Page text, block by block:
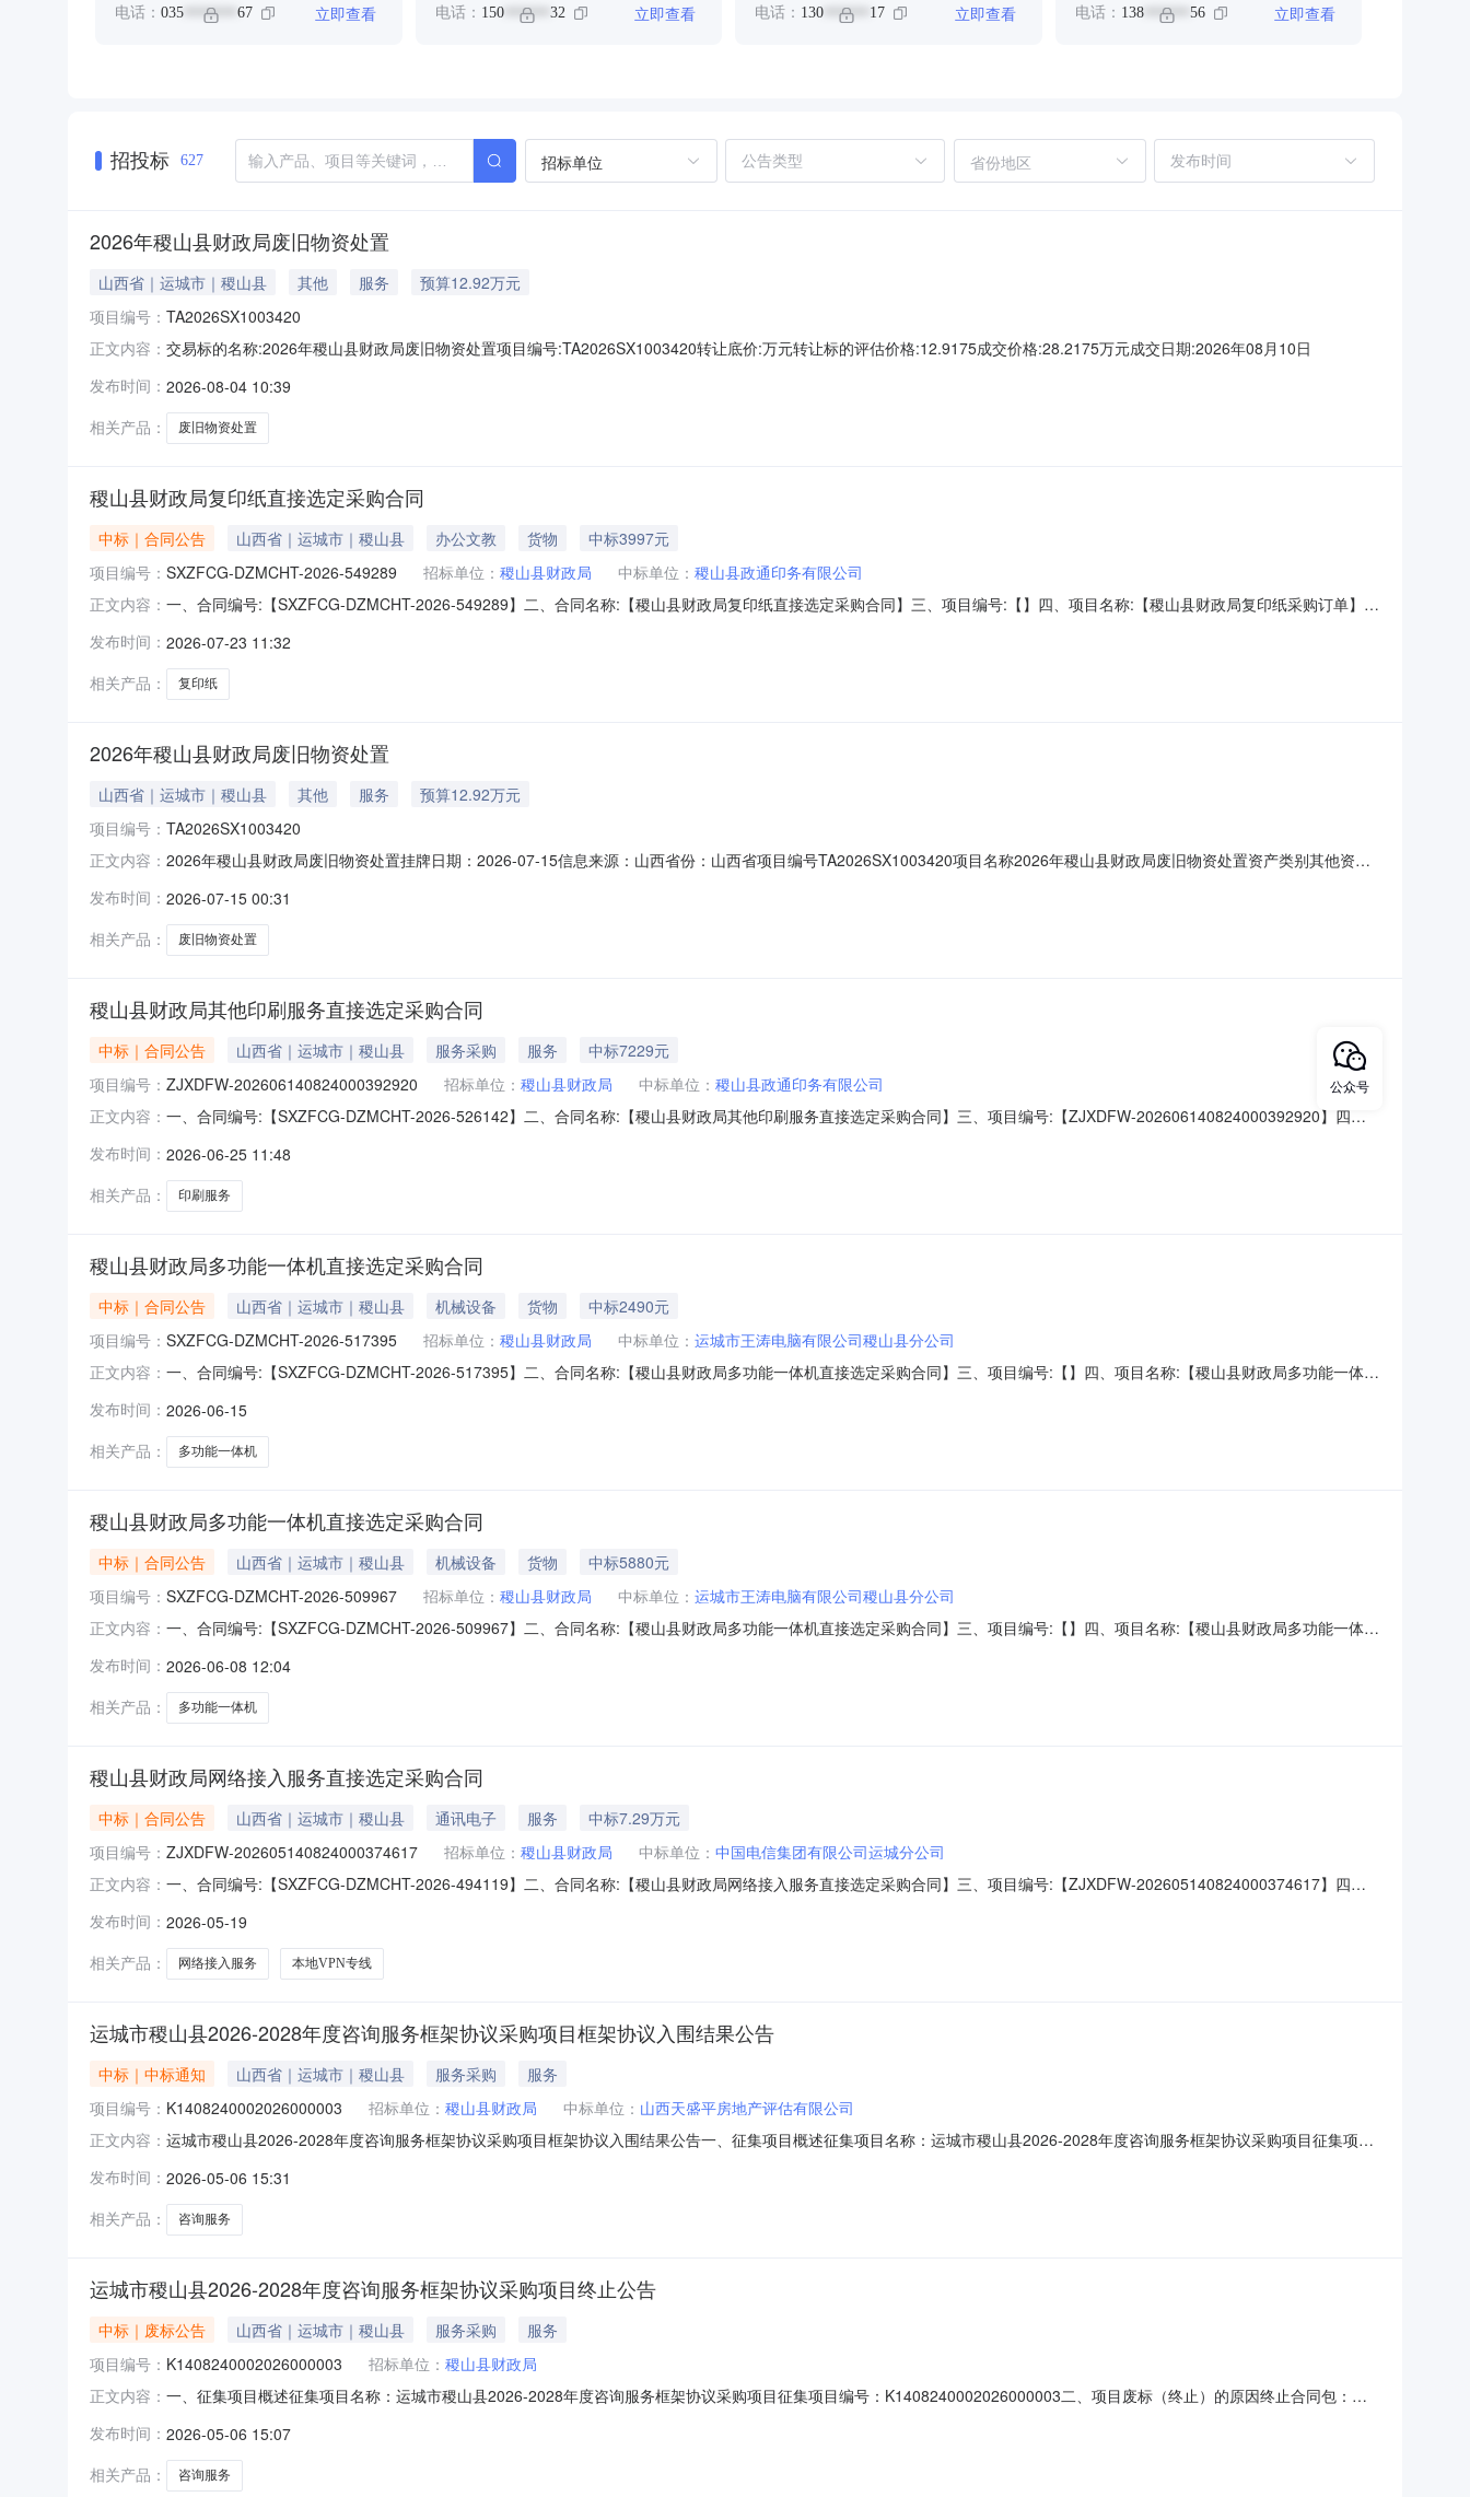
电话： 035 ******* 67 立即查看 电话： 150****** 32 立即查看 电话： 130 ****** 17 立即查看 电话： 138****** 56 立即查看
招投标 627 招标单位 省份地区
2026年稷山县财政局废旧物资处置
山西省｜运城市｜稷山县 其他 服务
预算12.92万元
项目编号： TA2026SX1003420
正文内容： 交易标的名称:2026年稷山县财政局废旧物资处置项目编号:TA2026SX1003420转让底价:万元转让标的评估价格:12.9175成交价格:28.2175万元成交日期:2026年08月10日
发布时间： 2026-08-04 10:39
相关产品：
废旧物资处置
稷山县财政局复印纸直接选定采购合同
中标｜合同公告 山西省｜运城市｜稷山县 办公文教 货物
中标3997元
项目编号： SXZFCG-DZMCHT-2026-549289 招标单位： 稷山县财政局 中标单位： 稷山县政通印务有限公司
正文内容： 一、合同编号:【SXZFCG-DZMCHT-2026-549289】二、合同名称:【稷山县财政局复印纸直接选定采购合同】三、项目编号:【】四、项目名称:【稷山县财政局复印纸采购订单】
北联系人：辛慧玲六、合同主要信息1、主要标的信息：主要标的名称：乐活天章复印纸A470g500张/包规格型号（或服务要求）：参数:系列:天章乐活天章;克数:70g;规格:A4;
发布时间： 2026-07-23 11:32
相关产品：
复印纸
2026年稷山县财政局废旧物资处置
山西省｜运城市｜稷山县 其他 服务
预算12.92万元
项目编号： TA2026SX1003420
正文内容： 2026年稷山县财政局废旧物资处置挂牌日期：2026-07-15信息来源：山西省份：山西省项目编号TA2026SX1003420项目名称2026年稷山县财政局废旧物资处置资产类别其他资产
雄-15235695585)
发布时间： 2026-07-15 00:31
相关产品：
废旧物资处置
稷山县财政局其他印刷服务直接选定采购合同
中标｜合同公告 山西省｜运城市｜稷山县 服务采购 服务
中标7229元
项目编号： ZJXDFW-202606140824000392920 招标单位： 稷山县财政局 中标单位： 稷山县政通印务有限公司
正文内容： 一、合同编号:【SXZFCG-DZMCHT-2026-526142】二、合同名称:【稷山县财政局其他印刷服务直接选定采购合同】三、项目编号:【ZJXDFW-202606140824000392920】四、
【稷山县政通印务有限公司】地址：稷山县稷峰东街北联系人：辛慧玲六、合同主要信息1、主要标的信息：主要标的名称：资料汇编类（主要是指因工作需要印制的汇编材料
发布时间： 2026-06-25 11:48
相关产品：
印刷服务
稷山县财政局多功能一体机直接选定采购合同
中标｜合同公告 山西省｜运城市｜稷山县 机械设备 货物
中标2490元
项目编号： SXZFCG-DZMCHT-2026-517395 招标单位： 稷山县财政局 中标单位： 运城市王涛电脑有限公司稷山县分公司
正文内容： 一、合同编号:【SXZFCG-DZMCHT-2026-517395】二、合同名称:【稷山县财政局多功能一体机直接选定采购合同】三、项目编号:【】四、项目名称:【稷山县财政局多功能一体机
司】地址：振兴路民政局对面路西联系人：崔文虹六、合同主要信息1、主要标的信息：主要标的名称：A4黑白一体机M7628DNA规格型号（或服务要求）：参数:打印类型:黑白激
光;最大
发布时间： 2026-06-15
相关产品：
多功能一体机
稷山县财政局多功能一体机直接选定采购合同
中标｜合同公告 山西省｜运城市｜稷山县 机械设备 货物
中标5880元
项目编号： SXZFCG-DZMCHT-2026-509967 招标单位： 稷山县财政局 中标单位： 运城市王涛电脑有限公司稷山县分公司
正文内容： 一、合同编号:【SXZFCG-DZMCHT-2026-509967】二、合同名称:【稷山县财政局多功能一体机直接选定采购合同】三、项目编号:【】四、项目名称:【稷山县财政局多功能一体机
司】地址：振兴路民政局对面路西联系人：崔文虹六、合同主要信息1、主要标的信息：主要标的名称：理光A3黑白一体机M2310N输稿器配置规格型号（或服务要求）：参数:打印
类型:黑白
发布时间： 2026-06-08 12:04
相关产品：
多功能一体机
稷山县财政局网络接入服务直接选定采购合同
中标｜合同公告 山西省｜运城市｜稷山县 通讯电子 服务
中标7.29万元
项目编号： ZJXDFW-202605140824000374617 招标单位： 稷山县财政局 中标单位： 中国电信集团有限公司运城分公司
正文内容： 一、合同编号:【SXZFCG-DZMCHT-2026-494119】二、合同名称:【稷山县财政局网络接入服务直接选定采购合同】三、项目编号:【ZJXDFW-202605140824000374617】四、
【中国电信集团有限公司运城分公司】地址：运城市盐湖区中银北路与涑水西街交叉口西北角联系人：*娜六、合同主要信息1、主要标的信息：主要标的名称：本地VPN专
发布时间： 2026-05-19
相关产品：
网络接入服务 本地VPN专线
运城市稷山县2026-2028年度咨询服务框架协议采购项目框架协议入围结果公告
中标｜中标通知 山西省｜运城市｜稷山县 服务采购
服务
项目编号： K1408240002026000003 招标单位： 稷山县财政局 中标单位： 山西天盛平房地产评估有限公司
正文内容： 运城市稷山县2026-2028年度咨询服务框架协议采购项目框架协议入围结果公告一、征集项目概述征集项目名称：运城市稷山县2026-2028年度咨询服务框架协议采购项目征集项目
信息包号：1，分包名称：造价咨询服务(1)最高入围价格/最低入围分82.91(2)评审小组成员名单：张霞、张俊琪、王春香、周丽霞、梁康虎(3)主要服务内容、服
发布时间： 2026-05-06 15:31
相关产品：
咨询服务
运城市稷山县2026-2028年度咨询服务框架协议采购项目终止公告
中标｜废标公告 山西省｜运城市｜稷山县 服务采购
服务
项目编号： K1408240002026000003 招标单位： 稷山县财政局
正文内容： 一、征集项目概述征集项目名称：运城市稷山县2026-2028年度咨询服务框架协议采购项目征集项目编号：K1408240002026000003二、项目废标（终止）的原因终止合同包：合
山县崇文街20号联系方式：0359-5532328（二）采购代理机构信息名称：山西致明项目管理有限公司地址：山西省运城市经济技术开发区涑水东街山西煤炭运销集团运城有限公司
6号商
发布时间： 2026-05-06 15:07
相关产品：
咨询服务
公众号